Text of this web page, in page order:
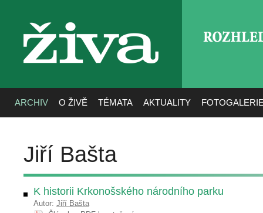
živa
ARCHIV O ŽIVĚ TÉMATA AKTUALITY
Jiří Bašta
K historii Krkonošského národního parku
Autor: Jiří Bašta